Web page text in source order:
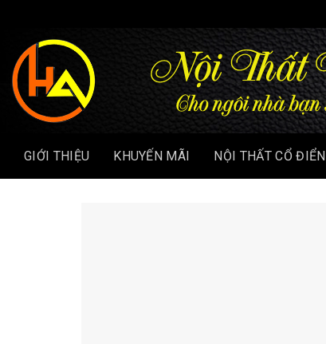
dung
GIỚI THIỆU KHUYẾN MÃI NỘI THẤT CỔ ĐIỂN